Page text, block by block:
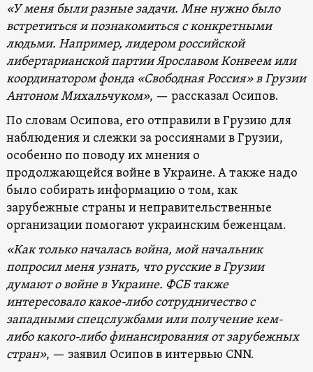
«У меня были разные задачи. Мне нужно было
встретиться и познакомиться с конкретными
людьми. Например, лидером российской
либертарианской партии Ярославом Конвеем или
координатором фонда «Свободная Россия» в Грузии
Антоном Михальчуком», — рассказал Осипов.
По словам Осипова, его отправили в Грузию для
наблюдения и слежки за россиянами в Грузии,
особенно по поводу их мнения о
продолжающейся войне в Украине. А также надо
было собирать информацию о том, как
зарубежные страны и неправительственные
организации помогают украинским беженцам.
«Как только началась война, мой начальник
попросил меня узнать, что русские в Грузии
думают о войне в Украине. ФСБ также
интересовало какое-либо сотрудничество с
западными спецслужбами или получение кем-
либо какого-либо финансирования от зарубежных
стран», — заявил Осипов в интервью CNN.